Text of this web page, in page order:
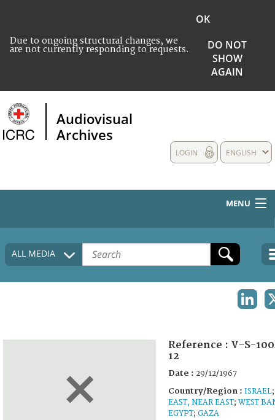
Due to ongoing structural changes, we
are not currently responding to requests.
OK
DO NOT
SHOW
AGAIN
Audiovisual
Archives
ENGLISH
LOGIN
MENU
HOME
COLLECTIONS DESCRIPTION
ALL MEDIA
Reference : V-S-
12
Date : 29/12/1967
Country/Region : ISRAEL
EAST, NEAR EAST; WEST
EGYPT; GAZA